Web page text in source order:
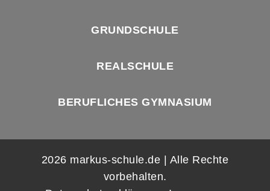
GRUNDSCHULE
REALSCHULE
BERUFLICHES GYMNASIUM
2026 markus-schule.de | Alle Rechte
vorbehalten.